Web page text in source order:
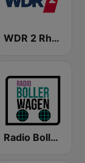
WDR 2 Rhein und Ruhr
Radio Bollerwagen